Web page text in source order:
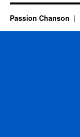
Passion Chanson